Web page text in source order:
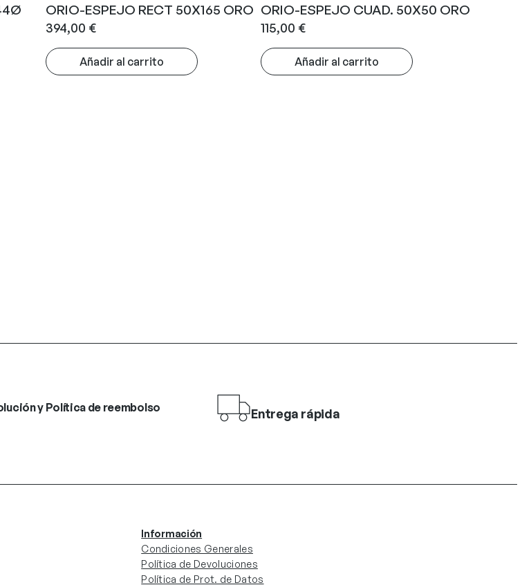
ORIO-ESPEJO RECT 50X165 ORO
394,00 €
Añadir al carrito
ORIO-ESPEJO CUAD. 50X50 ORO
115,00 €
Añadir al carrito
y Política de reembolso Entrega rápida
Información
Condiciones Generales
Política de Devoluciones
Política de Prot. de Datos